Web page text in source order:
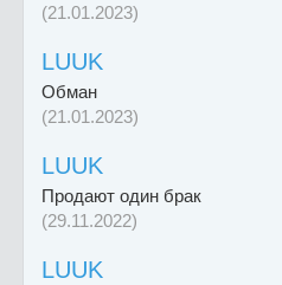
(21.01.2023)
LUUK
Обман
(21.01.2023)
LUUK
Продают один брак
(29.11.2022)
LUUK